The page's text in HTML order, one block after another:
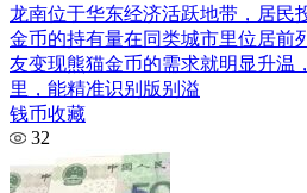
龙南位于华东经济活跃地带，居民
金币的持有量在同类城市里位居前
友变现熊猫金币的需求就明显升温
里，能精准识别版别溢
钱币收藏
32